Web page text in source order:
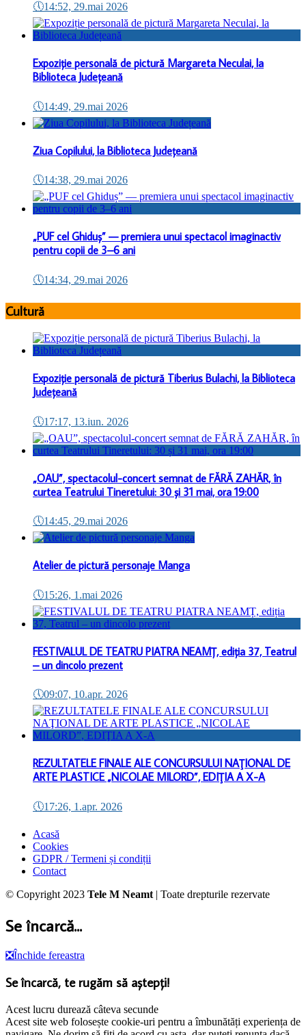
🕔14:52, 29.mai 2026
Expoziție personală de pictură Margareta Neculai, la
Biblioteca Județeană
🕔14:49, 29.mai 2026
Ziua Copilului, la Biblioteca Județeană
🕔14:38, 29.mai 2026
„PUF cel Ghiduș” — premiera unui spectacol imaginactiv
pentru copii de 3–6 ani
🕔14:34, 29.mai 2026
Cultură
Expoziție personală de pictură Tiberius Bulachi, la Biblioteca
Județeană
🕔17:17, 13.iun. 2026
„OAU”, spectacolul-concert semnat de FĂRĂ ZAHĂR, în
curtea Teatrului Tineretului: 30 și 31 mai, ora 19:00
🕔14:45, 29.mai 2026
Atelier de pictură personaje Manga
🕔15:26, 1.mai 2026
FESTIVALUL DE TEATRU PIATRA NEAMȚ, ediția 37, Teatrul
– un dincolo prezent
🕔09:07, 10.apr. 2026
REZULTATELE FINALE ALE CONCURSULUI NAŢIONAL DE
ARTE PLASTICE „NICOLAE MILORD”, EDIŢIA A X-A
🕔17:26, 1.apr. 2026
Acasă
Cookies
GDPR / Termeni și condiții
Contact
© Copyright 2023 Tele M Neamt | Toate drepturile rezervate
Se încarcă...
❎Închide fereastra
Se încarcă, te rugăm să aștepți!
Acest lucru durează câteva secunde
Acest site web folosește cookie-uri pentru a îmbunătăți experiența de